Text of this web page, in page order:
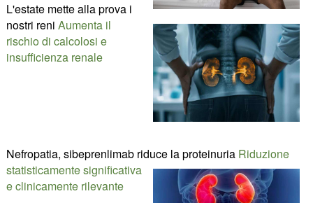
L'estate mette alla prova i
nostri reni Aumenta il
rischio di calcolosi e
insufficienza renale
Nefropatia, sibeprenlimab riduce la proteinuria Riduzione
statisticamente significativa
e clinicamente rilevante